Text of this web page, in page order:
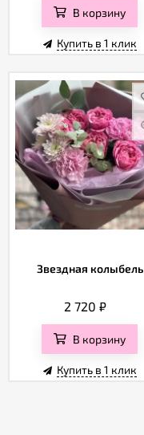
В корзину
Купить в 1 клик
Звездная колыбель
2 720 ₽
В корзину
Купить в 1 клик